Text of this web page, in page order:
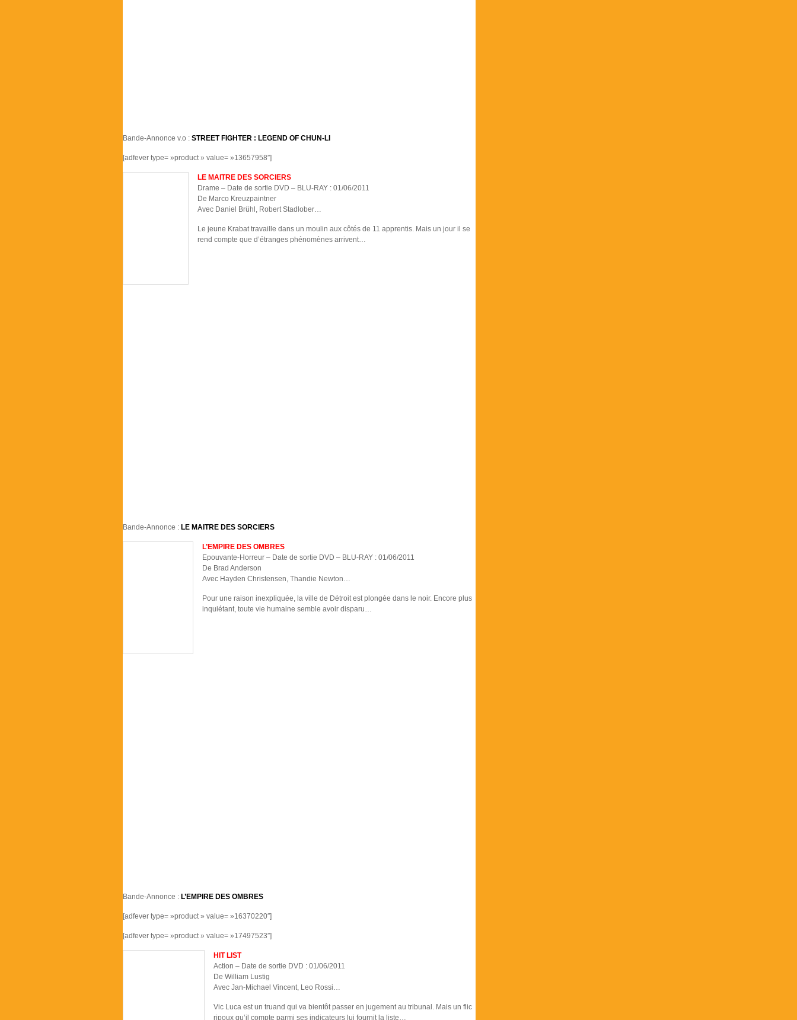
Bande-Annonce v.o : STREET FIGHTER : LEGEND OF CHUN-LI
[adfever type= »product » value= »13657958″]
LE MAITRE DES SORCIERS
Drame – Date de sortie DVD – BLU-RAY : 01/06/2011
De Marco Kreuzpaintner
Avec Daniel Brühl, Robert Stadlober…
Le jeune Krabat travaille dans un moulin aux côtés de 11 apprentis. Mais un jour il se
rend compte que d’étranges phénomènes arrivent…
Bande-Annonce : LE MAITRE DES SORCIERS
L’EMPIRE DES OMBRES
Epouvante-Horreur – Date de sortie DVD – BLU-RAY : 01/06/2011
De Brad Anderson
Avec Hayden Christensen, Thandie Newton…
Pour une raison inexpliquée, la ville de Détroit est plongée dans le noir. Encore plus
inquiétant, toute vie humaine semble avoir disparu…
Bande-Annonce : L’EMPIRE DES OMBRES
[adfever type= »product » value= »16370220″]
[adfever type= »product » value= »17497523″]
HIT LIST
Action – Date de sortie DVD : 01/06/2011
De William Lustig
Avec Jan-Michael Vincent, Leo Rossi…
Vic Luca est un truand qui va bientôt passer en jugement au tribunal. Mais un flic
ripoux qu’il compte parmi ses indicateurs lui fournit la liste…